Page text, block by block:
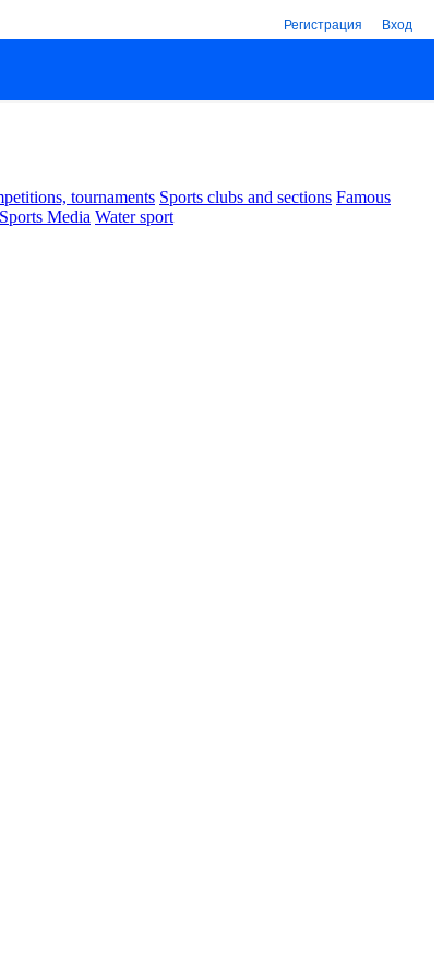
Регистрация Вход
tournaments Sports clubs and sections Famous
Sports Media Water sport